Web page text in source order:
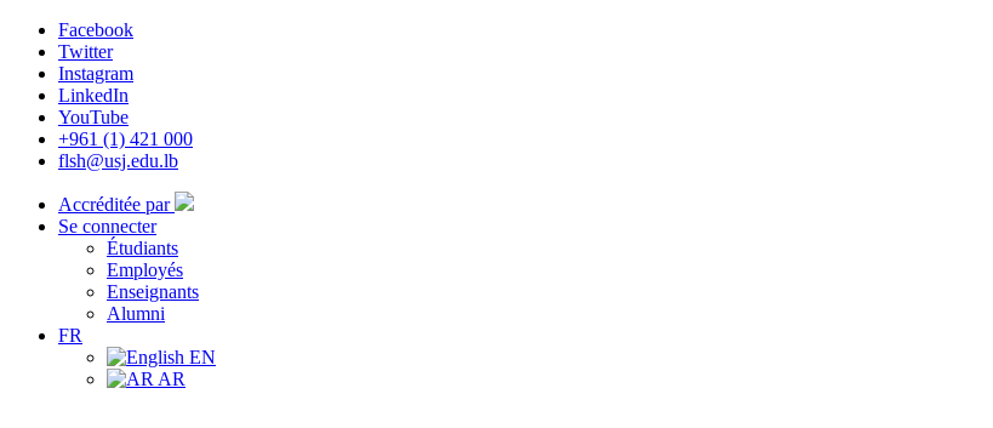
Facebook
Twitter
Instagram
LinkedIn
YouTube
+961 (1) 421 000
flsh@usj.edu.lb
Accréditée par
Se connecter
Étudiants
Employés
Enseignants
Alumni
FR
EN
AR